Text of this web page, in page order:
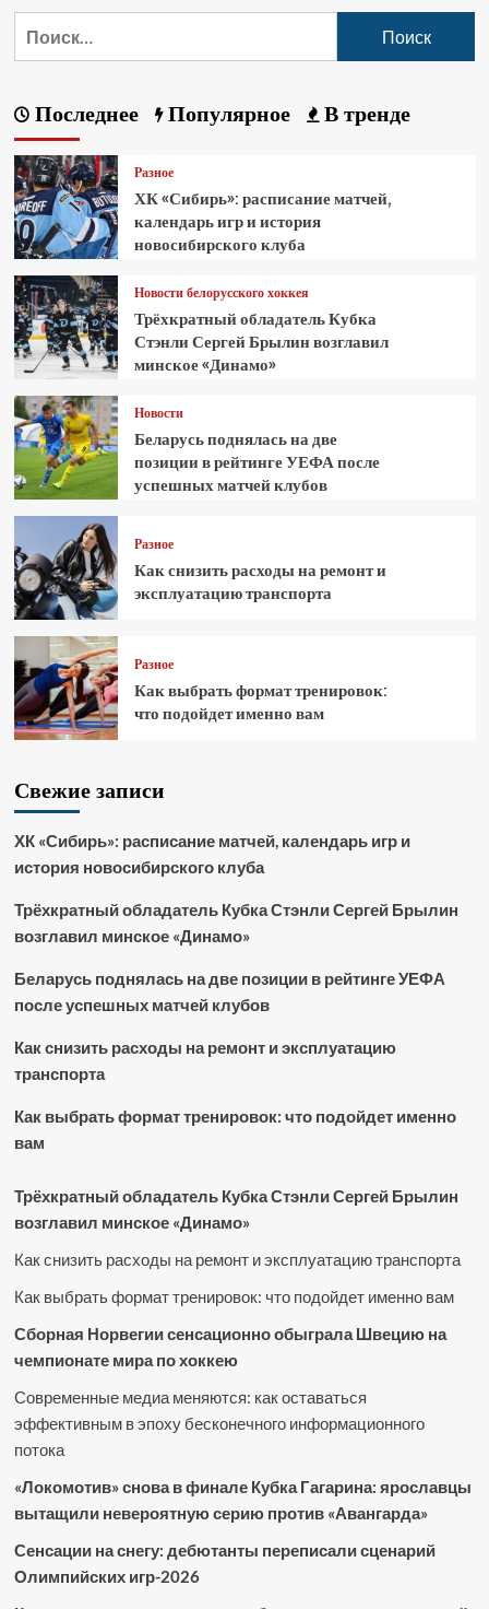
Последнее Популярное В тренде
Разное
ХК «Сибирь»: расписание матчей,
календарь игр и история
новосибирского клуба
Новости белорусского хоккея
Трёхкратный обладатель Кубка
Стэнли Сергей Брылин возглавил
минское «Динамо»
Новости
Беларусь поднялась на две
позиции в рейтинге УЕФА после
успешных матчей клубов
Разное
Как снизить расходы на ремонт и
эксплуатацию транспорта
Разное
Как выбрать формат тренировок:
что подойдет именно вам
Свежие записи
ХК «Сибирь»: расписание матчей, календарь игр и
история новосибирского клуба
Трёхкратный обладатель Кубка Стэнли Сергей Брылин
возглавил минское «Динамо»
Беларусь поднялась на две позиции в рейтинге УЕФА
после успешных матчей клубов
Как снизить расходы на ремонт и эксплуатацию
транспорта
Как выбрать формат тренировок: что подойдет именно
вам
Трёхкратный обладатель Кубка Стэнли Сергей Брылин
возглавил минское «Динамо»
Как снизить расходы на ремонт и эксплуатацию транспорта
Как выбрать формат тренировок: что подойдет именно вам
Сборная Норвегии сенсационно обыграла Швецию на
чемпионате мира по хоккею
Современные медиа меняются: как оставаться
эффективным в эпоху бесконечного информационного
потока
«Локомотив» снова в финале Кубка Гагарина: ярославцы
вытащили невероятную серию против «Авангарда»
Сенсации на снегу: дебютанты переписали сценарий
Олимпийских игр-2026